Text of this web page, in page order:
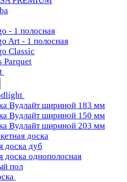
- 1 полосная
Art - 1 полосная
Classiс
Parquet
Вудлайт шириной 183 мм
Вудлайт шириной 150 мм
Вудлайт шириной 203 мм
доска
доска дуб
доска однополосная
пол